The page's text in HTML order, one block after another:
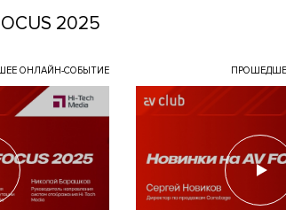
2025
ОНЛАЙН-СОБЫТИЕ